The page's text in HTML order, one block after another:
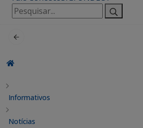
Pesquisar
por:
Informativos
Notícias